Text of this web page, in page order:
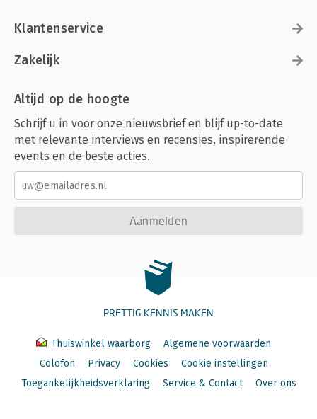
Klantenservice
Zakelijk
Altijd op de hoogte
Schrijf u in voor onze nieuwsbrief en blijf up-to-date
met relevante interviews en recensies, inspirerende
events en de beste acties.
Aanmelden
PRETTIG KENNIS MAKEN
Thuiswinkel waarborg
Algemene voorwaarden
Colofon
Privacy Cookies
Cookie instellingen
Toegankelijkheidsverklaring
Service & Contact Over ons